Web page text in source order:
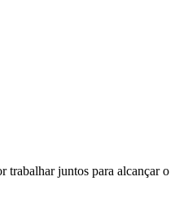
trabalhar juntos para alcançar o